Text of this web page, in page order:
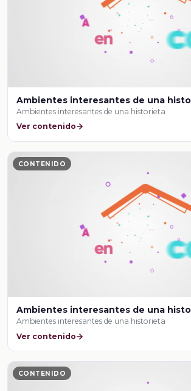
Ambientes interesantes de una
Ambientes interesantes de una historieta
Ver contenido
CONTENIDO
Ambientes interesantes de una
Ambientes interesantes de una historieta
Ver contenido
CONTENIDO